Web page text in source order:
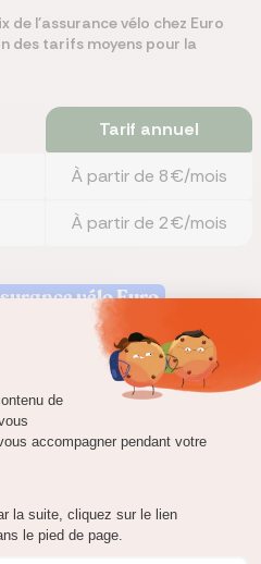
de l'assurance vélo chez Euro
des tarifs moyens pour la
Tarif annuel
À partir de 8€/mois
À partir de 2€/mois
vélo Euro
, une question sur votre
Euro Assurance vous invite à
de chez vous. Vous pouvez
: 01 49 15 74 00.
ou envoyer des documents
d'assurance ou votre
pouvez leur écrire à :